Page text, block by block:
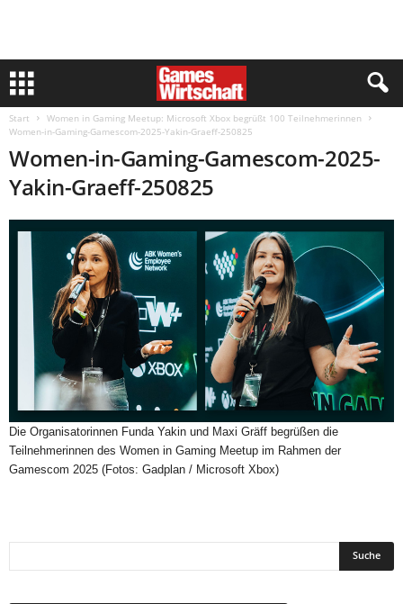
Start
Women in Gaming Meetup: Microsoft Xbox begrüßt 100 Teilnehmerinnen
Women-in-Gaming-Gamescom-2025-Yakin-Graeff-250825
Women-in-Gaming-Gamescom-2025-
Yakin-Graeff-250825
Die Organisatorinnen Funda Yakin und Maxi Gräff begrüßen die
Teilnehmerinnen des Women in Gaming Meetup im Rahmen der
Gamescom 2025 (Fotos: Gadplan / Microsoft Xbox)